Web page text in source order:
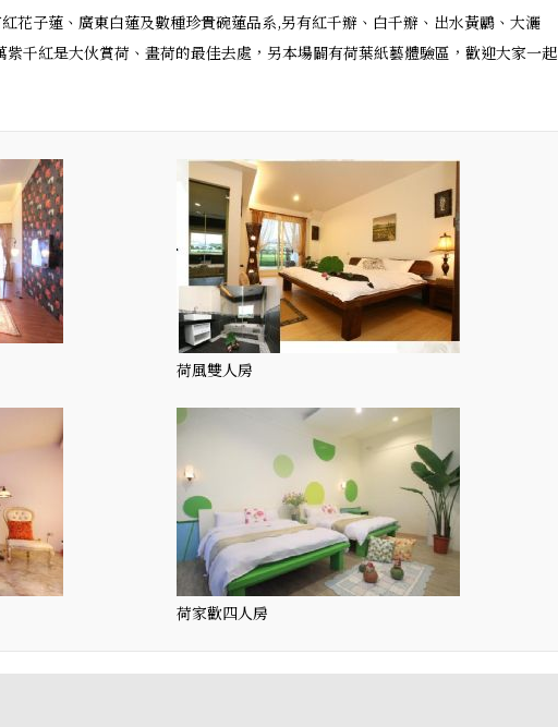
花子蓮、廣東白蓮及數種珍貴碗蓮品系,另有紅千瓣、白千瓣、出水黃鸝、大灑
千紅是大伙賞荷、畫荷的最佳去處，另本場闢有荷葉紙藝體驗區，歡迎大家一起
荷風雙人房
荷家歡四人房